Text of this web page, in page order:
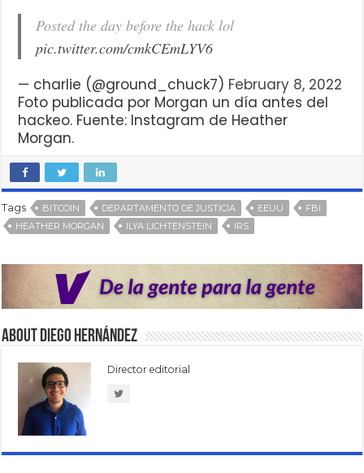
Posted the day before the hack lol
pic.twitter.com/cmkCEmLYV6
— charlie (@ground_chuck7) February 8, 2022
Foto publicada por Morgan un día antes del
hackeo. Fuente: Instagram de Heather
Morgan.
Tags BITCOIN DEPARTAMENTO DE JUSTICIA EEUU
FBI
HEATHER MORGAN
ILYA LICHTENSTEIN IRS
About Diego Hernández
Director editorial